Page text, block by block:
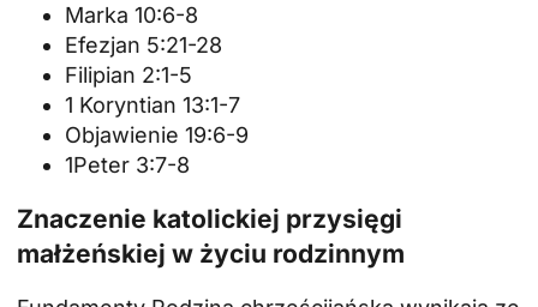
Marka 10:6-8
Efezjan 5:21-28
Filipian 2:1-5
1 Koryntian 13:1-7
Objawienie 19:6-9
1Peter 3:7-8
Znaczenie katolickiej przysięgi
małżeńskiej w życiu rodzinnym